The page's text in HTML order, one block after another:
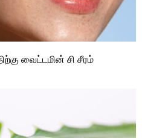
வைட்டமின் சி சீரம்